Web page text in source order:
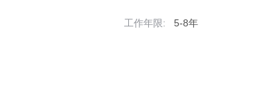
工作年限:
5-8年